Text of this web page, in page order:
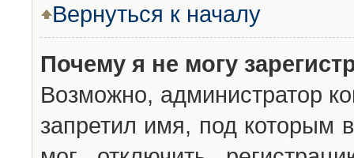
Вернуться к началу
Почему я не могу
Возможно, администратор
запретил имя, под которым